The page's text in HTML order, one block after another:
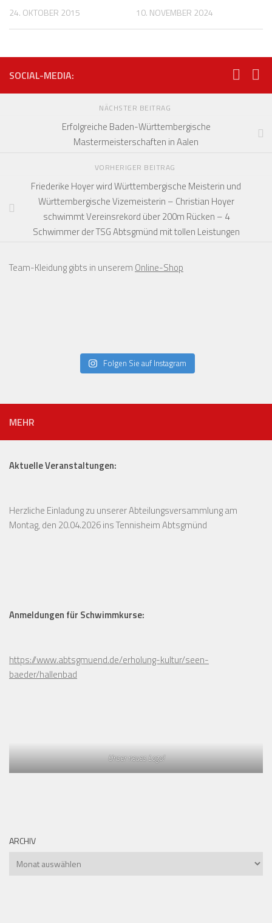
24. OKTOBER 2015 10. NOVEMBER 2024
SOCIAL-MEDIA:
NÄCHSTER BEITRAG
Erfolgreiche Baden-Württembergische
Mastermeisterschaften in Aalen
VORHERIGER BEITRAG
Friederike Hoyer wird Württembergische Meisterin und
Württembergische Vizemeisterin – Christian Hoyer
schwimmt Vereinsrekord über 200m Rücken – 4
Schwimmer der TSG Abtsgmünd mit tollen Leistungen
Team-Kleidung gibts in unserem Online-Shop
Folgen Sie auf Instagram
MEHR
Aktuelle Veranstaltungen:
Herzliche Einladung zu unserer Abteilungsversammlung am
Montag, den 20.04.2026 ins Tennisheim Abtsgmünd
Anmeldungen für Schwimmkurse:
https://www.abtsgmuend.de/erholung-kultur/seen-
baeder/hallenbad
Unser neues Logo!
ARCHIV
Archiv